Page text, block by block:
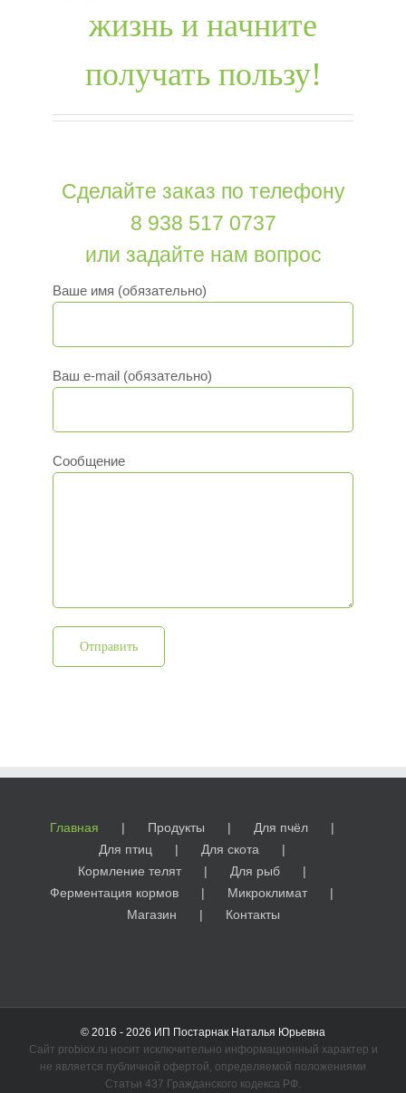
жизнь и начните
получать пользу!
Сделайте заказ по телефону
8 938 517 0737
или задайте нам вопрос
Ваше имя (обязательно)
Ваш e-mail (обязательно)
Сообщение
Главная Продукты
Для пчёл
Для птиц
Для скота
Кормление телят
Для рыб
Ферментация кормов
Микроклимат
Магазин
Контакты
© 2016 - 2026 ИП Постарнак Наталья Юрьевна
Сайт probiox.ru носит исключительно информационный характер и
не является публичной офертой, определяемой положениями
Статьи 437 Гражданского кодекса РФ.